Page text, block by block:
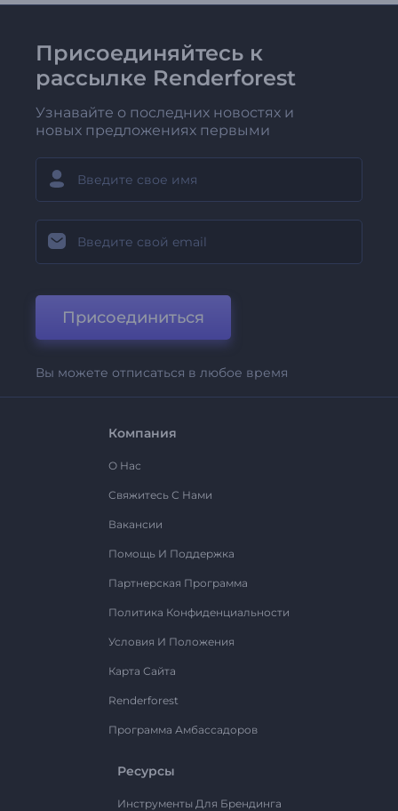
Присоединяйтесь к
рассылке Renderforest
Узнавайте о последних новостях и
новых предложениях первыми
Присоединиться
Вы можете отписаться в любое время
Компания
О Нас
Свяжитесь С Нами
Вакансии
Помощь И Поддержка
Партнерская Программа
Политика Конфиденциальности
Условия И Положения
Карта Сайта
Renderforest
Программа Амбассадоров
Ресурсы
Инструменты Для Брендинга